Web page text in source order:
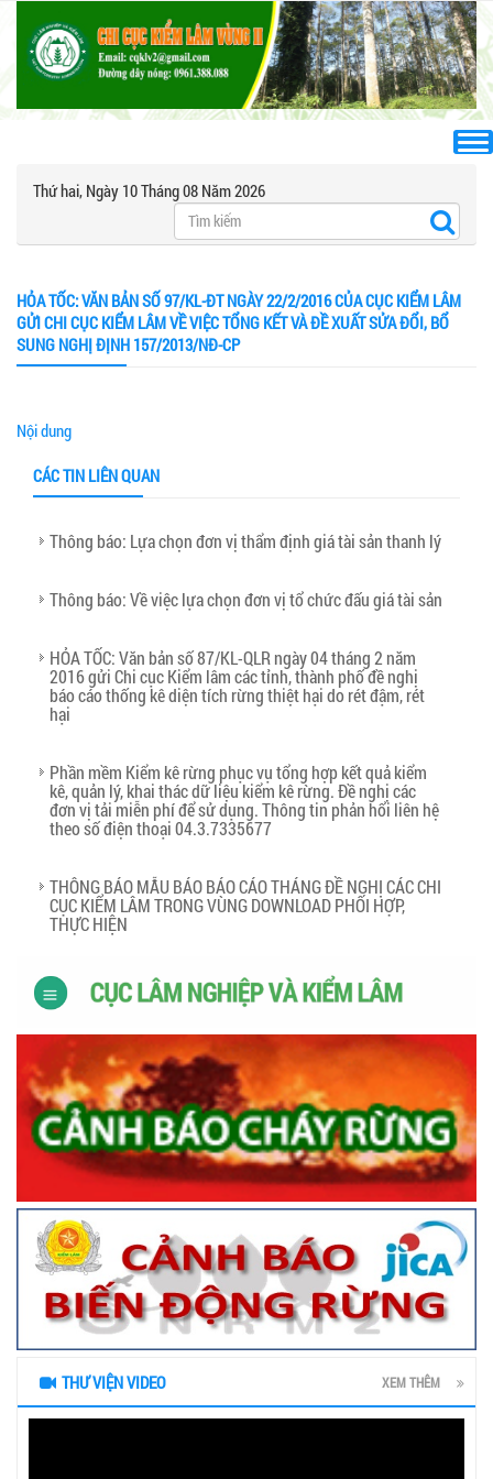
Thứ hai, Ngày 10 Tháng 08 Năm 2026
HỎA TỐC: VĂN BẢN SỐ 97/KL-ĐT NGÀY 22/2/2016 CỦA CỤC KIỂM LÂM
GỬI CHI CỤC KIỂM LÂM VỀ VIỆC TỔNG KẾT VÀ ĐỀ XUẤT SỬA ĐỔI, BỔ
SUNG NGHỊ ĐỊNH 157/2013/NĐ-CP
Nội dung
CÁC TIN LIÊN QUAN
Thông báo: Lựa chọn đơn vị thẩm định giá tài sản thanh lý
Thông báo: Về việc lựa chọn đơn vị tổ chức đấu giá tài sản
HỎA TỐC: Văn bản số 87/KL-QLR ngày 04 tháng 2 năm
2016 gửi Chi cục Kiểm lâm các tỉnh, thành phố đề nghị
báo cáo thống kê diện tích rừng thiệt hại do rét đậm, rét
hại
Phần mềm Kiểm kê rừng phục vụ tổng hợp kết quả kiểm
kê, quản lý, khai thác dữ liệu kiểm kê rừng. Đề nghị các
đơn vị tải miễn phí để sử dụng. Thông tin phản hổi liên hệ
theo số điện thoại 04.3.7335677
THÔNG BÁO MẪU BÁO BÁO CÁO THÁNG ĐỀ NGHỊ CÁC CHI
CỤC KIỂM LÂM TRONG VÙNG DOWNLOAD PHỐI HỢP,
THỰC HIỆN
THƯ VIỆN VIDEO XEM THÊM